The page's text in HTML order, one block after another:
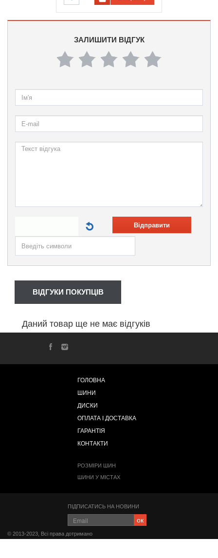
ЗАЛИШИТИ ВІДГУК
Відправити
ВІДГУКИ ПОКУПЦІВ
Даний товар ще не має відгуків
ГОЛОВНА
ШИНИ
ДИСКИ
ОПЛАТА І ДОСТАВКА
ГАРАНТІЯ
КОНТАКТИ
РОЗМІРИ ШИН
ШИНИ У МІСТАХ
ПІДПИСАТИСЬ НА НОВИНИ
ок
© 2013-2023, Всі права дотримано